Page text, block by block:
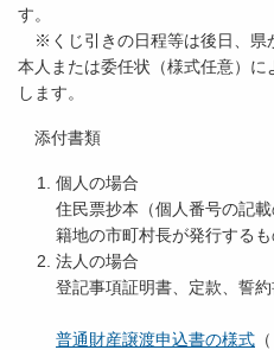
す。
※くじ引きの日程等は後日、県
本人または委任状（様式任意）
します。
添付書類
個人の場合
住民票抄本（個人番号の記
籍地の市町村長が発行する
法人の場合
登記事項証明書、定款、誓
普通財産譲渡申込書の様式